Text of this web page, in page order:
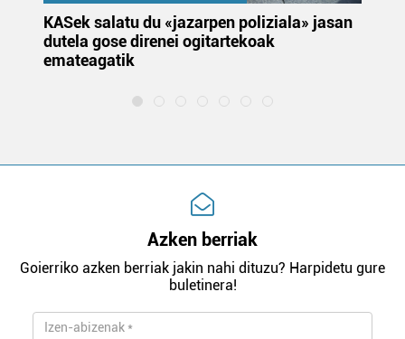
KASek salatu du «jazarpen poliziala» jasan
dutela gose direnei ogitartekoak
emateagatik
Azken berriak
Goierriko azken berriak jakin nahi dituzu? Harpidetu gure
buletinera!